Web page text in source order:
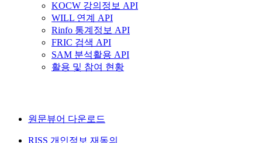
KOCW 강의정보 API
WILL 연계 API
Rinfo 통계정보 API
FRIC 검색 API
SAM 분석활용 API
활용 및 참여 현황
원문뷰어 다운로드
RISS 개인정보 재동의